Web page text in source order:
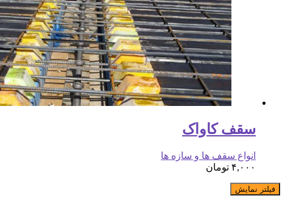
سقف کاواک
انواع سقف ها و سازه ها
۴,۰۰۰ تومان
فیلتر نمایش